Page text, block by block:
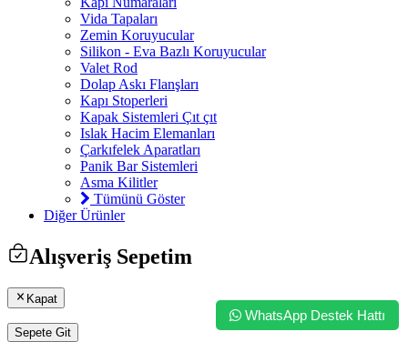
Vida Tapaları
Zemin Koruyucular
Silikon - Eva Bazlı Koruyucular
Valet Rod
Dolap Askı Flanşları
Kapı Stoperleri
Kapak Sistemleri Çıt çıt
Islak Hacim Elemanları
Çarkıfelek Aparatları
Panik Bar Sistemleri
Asma Kilitler
Tümünü Göster
Diğer Ürünler
Alışveriş Sepetim
Kapat
Sepete Git
WhatsApp Destek Hattı